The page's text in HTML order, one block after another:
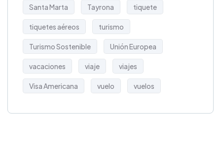
Santa Marta Tayrona tiquete
tiquetes aéreos turismo
Turismo Sostenible Unión Europea
vacaciones viaje viajes
Visa Americana vuelo vuelos